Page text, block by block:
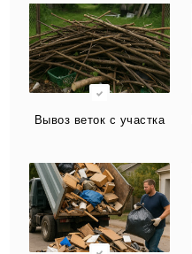
Вывоз веток с участка